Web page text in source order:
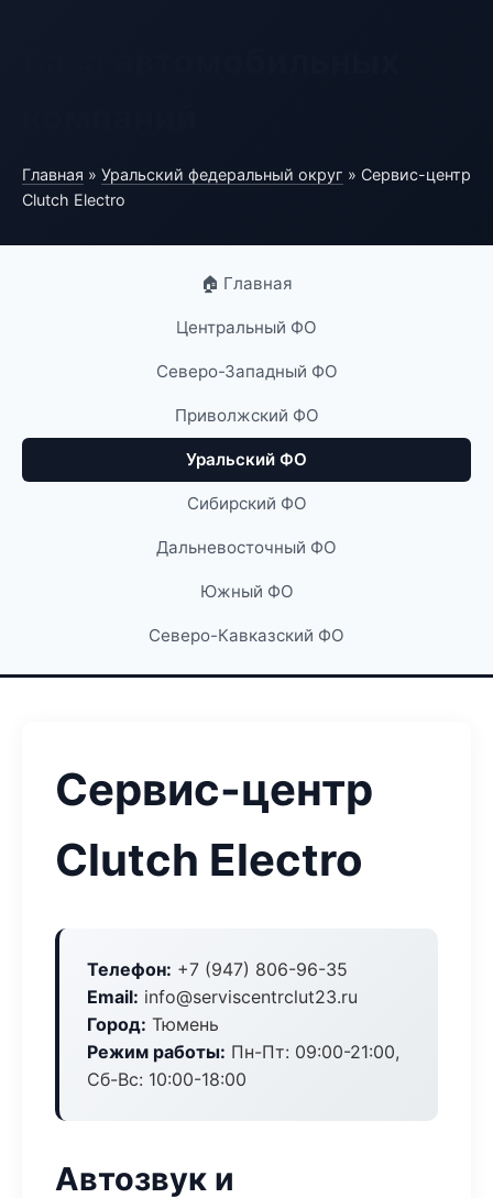
Главная » Уральский федеральный округ » Сервис-центр
Clutch Electro
🏠 Главная
Центральный ФО
Северо-Западный ФО
Приволжский ФО
Уральский ФО
Сибирский ФО
Дальневосточный ФО
Южный ФО
Северо-Кавказский ФО
Сервис-центр
Clutch Electro
Телефон: +7 (947) 806-96-35
Email: info@serviscentrclut23.ru
Город: Тюмень
Режим работы: Пн-Пт: 09:00-21:00,
Сб-Вс: 10:00-18:00
Автозвук и